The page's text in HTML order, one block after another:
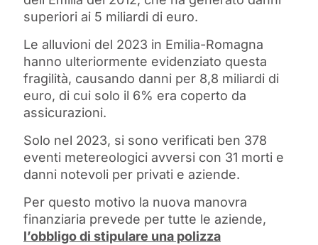
superiori ai 5 miliardi di euro.
Le alluvioni del 2023 in Emilia-Romagna
hanno ulteriormente evidenziato questa
fragilità, causando danni per 8,8 miliardi di
euro, di cui solo il 6% era coperto da
assicurazioni.
Solo nel 2023, si sono verificati ben 378
eventi metereologici avversi con 31 morti e
danni notevoli per privati e aziende.
Per questo motivo la nuova manovra
finanziaria prevede per tutte le aziende,
l’obbligo di stipulare una polizza